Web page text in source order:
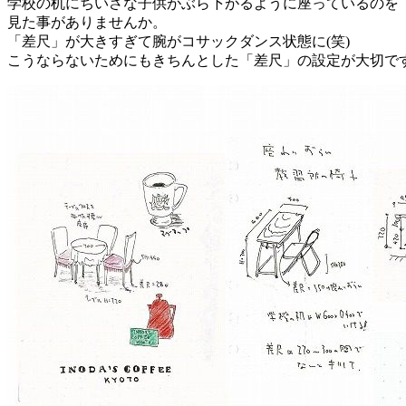
見た事がありませんか。
「差尺」が大きすぎて腕がコサックダンス状態に(笑)
こうならないためにもきちんとした「差尺」の設定が大切で